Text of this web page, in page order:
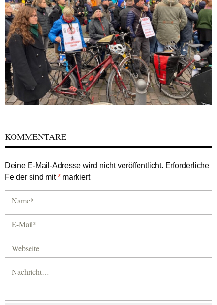
KOMMENTARE
Deine E-Mail-Adresse wird nicht veröffentlicht. Erforderliche
Felder sind mit* markiert